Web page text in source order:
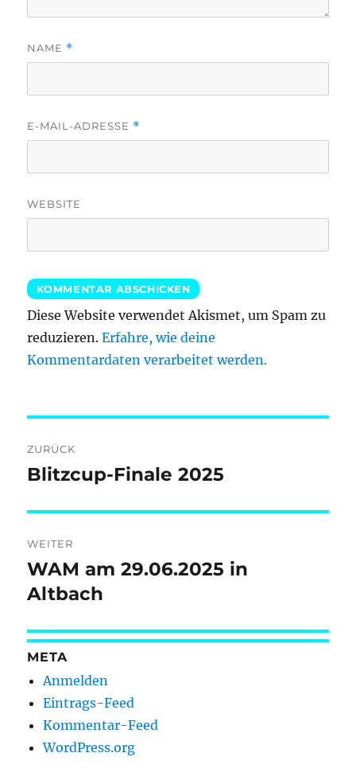
NAME *
E-MAIL-ADRESSE *
WEBSITE
Diese Website verwendet Akismet, um Spam zu
reduzieren.Erfahre, wie deine
Kommentardaten verarbeitet werden.
ZURÜCK
Vorheriger
Blitzcup-Finale 2025
WEITER
Nächster
Beitrag:
WAM am 29.06.2025 in
Altbach
META
Anmelden
Eintrags-Feed
Kommentar-Feed
WordPress.org